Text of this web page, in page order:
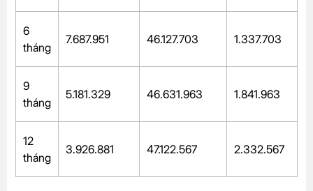
6
tháng
7.687.951 46.127.703 1.337.703
9
tháng
5.181.329 46.631.963 1.841.963
12
tháng
3.926.881 47.122.567 2.332.567